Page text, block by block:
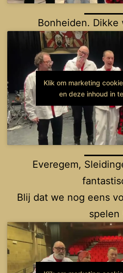
Bonheiden. Dikke
Klik om marketing
en deze inhoud in
Everegem,
Blij dat we nog eens
spelen